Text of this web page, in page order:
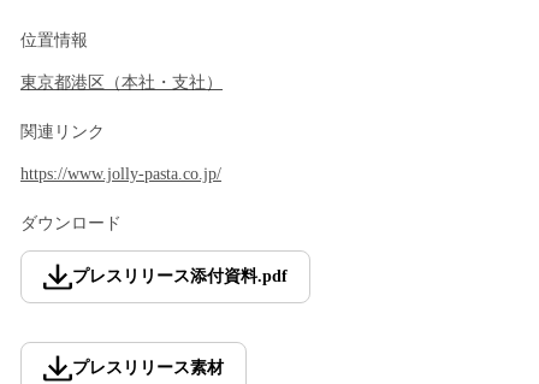
位置情報
東京都港区 （本社・支社 ）
関連リンク
https://www.jolly-pasta.co.jp/
ダウンロード
プレスリリース添付資料.pdf
プレスリリース素材